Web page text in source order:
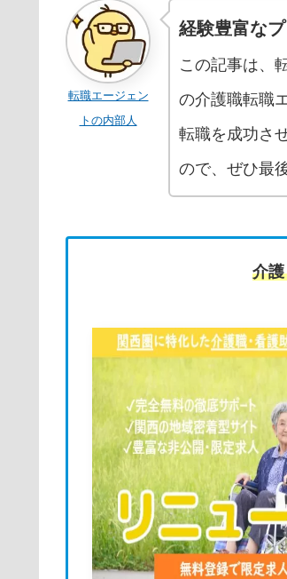
転職エージェン
トの内部人
経験豊富な
この記事は、
の介護職転職
転職を成功さ
ので、ぜひ最
介